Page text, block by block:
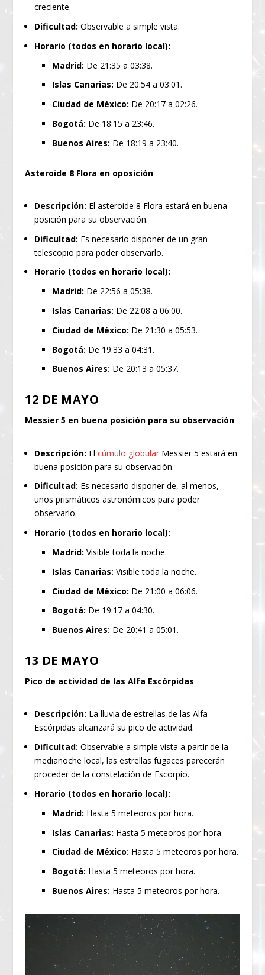
creciente.
Dificultad: Observable a simple vista.
Horario (todos en horario local):
Madrid: De 21:35 a 03:38.
Islas Canarias: De 20:54 a 03:01.
Ciudad de México: De 20:17 a 02:26.
Bogotá: De 18:15 a 23:46.
Buenos Aires: De 18:19 a 23:40.
Asteroide 8 Flora en oposición
Descripción: El asteroide 8 Flora estará en buena
posición para su observación.
Dificultad: Es necesario disponer de un gran
telescopio para poder observarlo.
Horario (todos en horario local):
Madrid: De 22:56 a 05:38.
Islas Canarias: De 22:08 a 06:00.
Ciudad de México: De 21:30 a 05:53.
Bogotá: De 19:33 a 04:31.
Buenos Aires: De 20:13 a 05:37.
12 DE MAYO
Messier 5 en buena posición para su observación
Descripción: Elcúmulo globular Messier 5 estará en
buena posición para su observación.
Dificultad: Es necesario disponer de, al menos,
unos prismáticos astronómicos para poder
observarlo.
Horario (todos en horario local):
Madrid:Visible toda la noche.
Islas Canarias: Visible toda la noche.
Ciudad de México: De 21:00 a 06:06.
Bogotá: De 19:17 a 04:30.
Buenos Aires: De 20:41 a 05:01.
13 DE MAYO
Pico de actividad de las Alfa Escórpidas
Descripción: La lluvia de estrellas de las Alfa
Escórpidas alcanzará su pico de actividad.
Dificultad: Observable a simple vista a partir de la
medianoche local, las estrellas fugaces parecerán
proceder de la constelación de Escorpio.
Horario (todos en horario local):
Madrid: Hasta 5 meteoros por hora.
Islas Canarias: Hasta 5 meteoros por hora.
Ciudad de México: Hasta 5 meteoros por hora.
Bogotá: Hasta 5 meteoros por hora.
Buenos Aires: Hasta 5 meteoros por hora.